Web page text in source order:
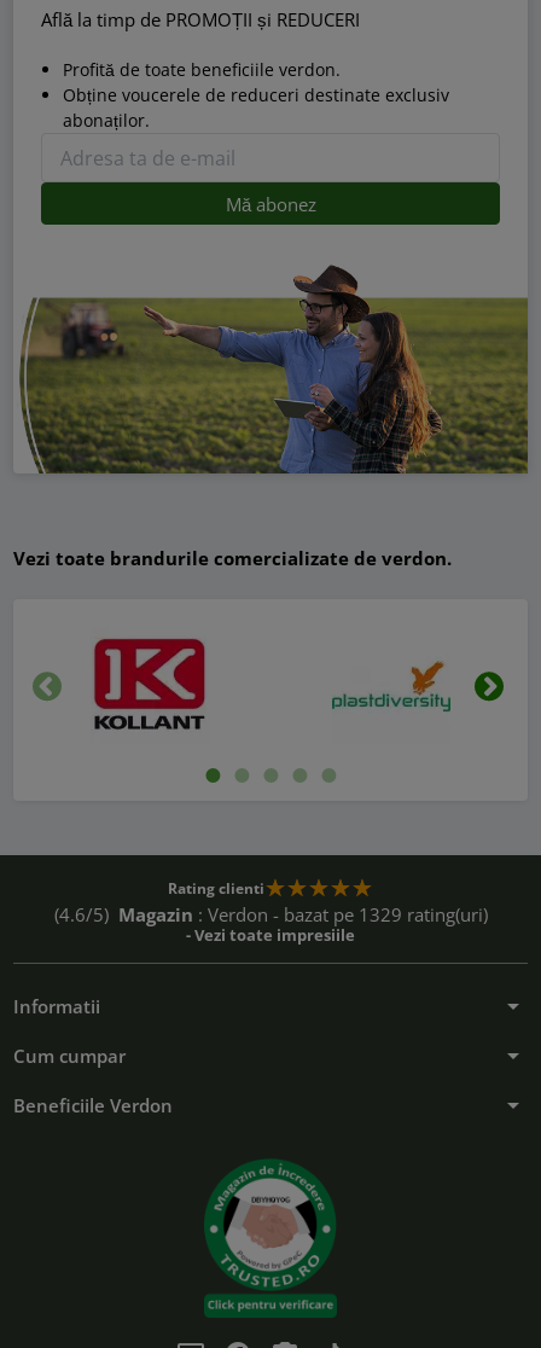
Află la timp de PROMOȚII și REDUCERI
Profită de toate beneficiile verdon.
Obține voucerele de reduceri destinate exclusiv
abonaților.
Vezi toate brandurile comercializate de verdon.
Inapoi
Rating clienti
(4.6/5) Magazin : Verdon - bazat pe 1329 rating(uri)
- Vezi toate impresiile
Informatii arrow_drop_down
Cum cumpar arrow_drop_down
Beneficiile Verdon arrow_drop_down